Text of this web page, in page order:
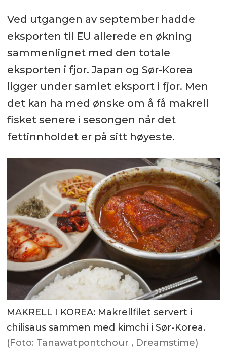
Ved utgangen av september hadde
eksporten til EU allerede en økning
sammenlignet med den totale
eksporten i fjor. Japan og Sør-Korea
ligger under samlet eksport i fjor. Men
det kan ha med ønske om å få makrell
fisket senere i sesongen når det
fettinnholdet er på sitt høyeste.
MAKRELL I KOREA: Makrellfilet servert i
chilisaus sammen med kimchi i Sør-Korea.
(Foto: Tanawatpontchour , Dreamstime)